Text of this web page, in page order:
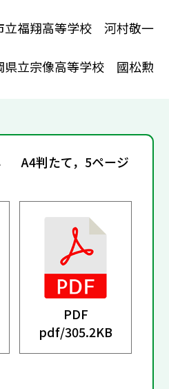
立福翔高等学校 河村敬一
県立宗像高等学校 國松勲
A4判たて，5ページ
PDF
pdf/305.2KB